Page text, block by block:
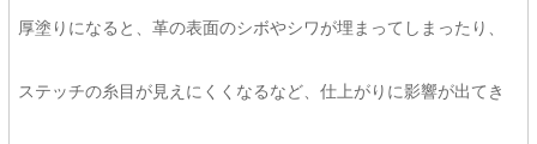
厚塗りになると、革の表面のシボやシワが埋まってしまったり、
ステッチの糸目が見えにくくなるなど、仕上がりに影響が出てき